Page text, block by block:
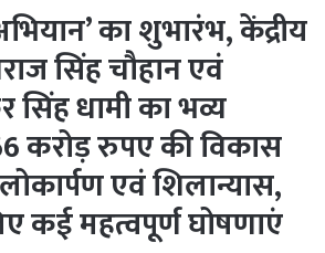
का शुभारंभ, केंद्रीय
सिंह चौहान एवं
सिंह धामी का भव्य
करोड़ रुपए की विकास
एवं शिलान्यास,
कई महत्वपूर्ण घोषणाएं